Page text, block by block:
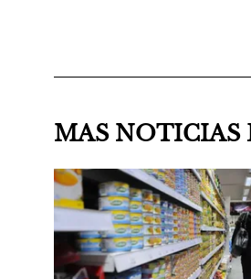
MAS NOTICIAS